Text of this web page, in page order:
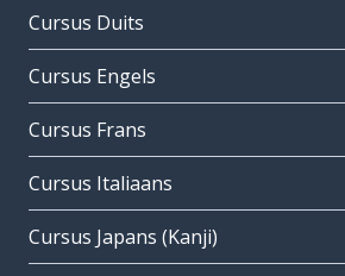
Cursus Duits
Cursus Engels
Cursus Frans
Cursus Italiaans
Cursus Japans (Kanji)